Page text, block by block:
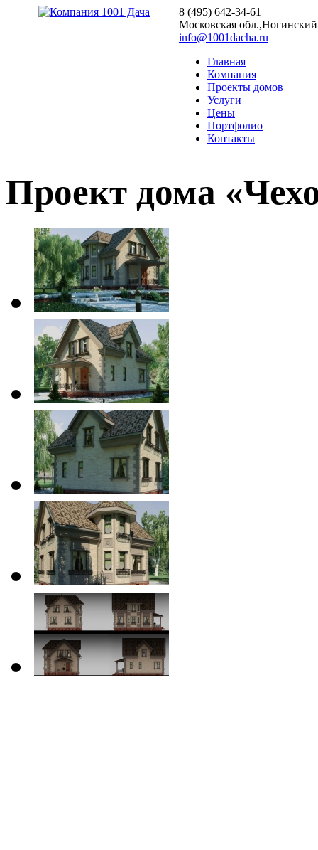
8 (495) 642-34-61
Московская
info@1001dacha.ru
Главная
Компания
Проекты домов
Услуги
Цены
Портфолио
Контакты
Проект дома